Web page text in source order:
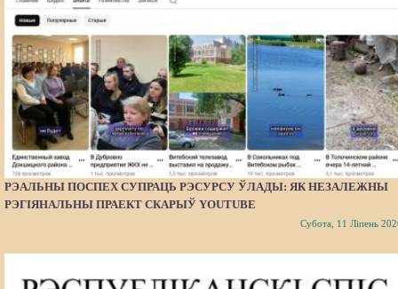
РЭАЛЬНЫ ПОСПЕХ СУПРАЦЬ РЭСУРСУ ЎЛАДЫ: ЯК НЕЗАЛЕЖНЫ
РЭГІЯНАЛЬНЫ ПРАЕКТ СКАРЫЎ YOUTUBE
Субота, 11 Ліпень